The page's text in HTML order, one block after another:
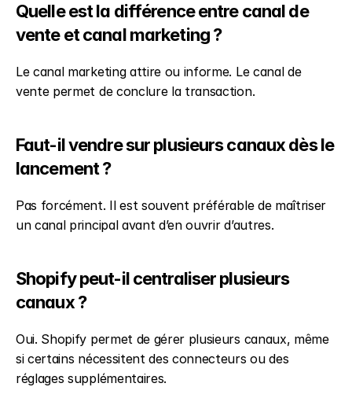
Quelle est la différence entre canal de
vente et canal marketing ?
Le canal marketing attire ou informe. Le canal de
vente permet de conclure la transaction.
Faut-il vendre sur plusieurs canaux dès le
lancement ?
Pas forcément. Il est souvent préférable de maîtriser
un canal principal avant d’en ouvrir d’autres.
Shopify peut-il centraliser plusieurs
canaux ?
Oui. Shopify permet de gérer plusieurs canaux, même
si certains nécessitent des connecteurs ou des
réglages supplémentaires.